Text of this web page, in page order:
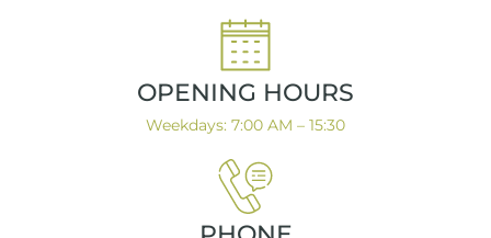
OPENING HOURS
Weekdays: 7:00 AM – 15:30